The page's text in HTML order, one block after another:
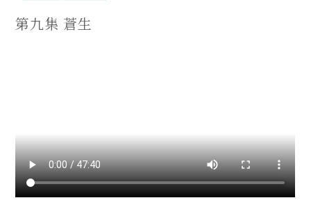
第九集 蒼生